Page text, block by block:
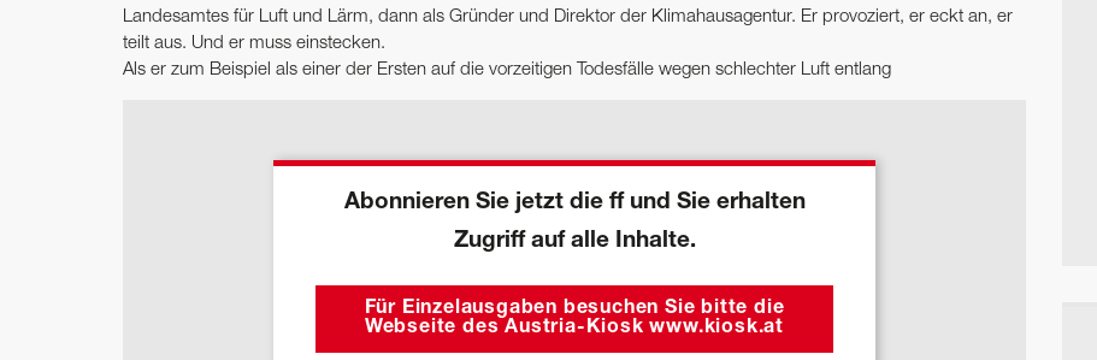
Landesamtes für Luft und Lärm, dann als Gründer und Direktor der Klimahausagentur. Er provoziert, er eckt an, er
teilt aus. Und er muss einstecken.
Als er zum Beispiel als einer der Ersten auf die vorzeitigen Todesfälle wegen schlechter Luft entlang
Abonnieren Sie jetzt die ff und Sie erhalten
Zugriff auf alle Inhalte.
Für Einzelausgaben besuchen Sie bitte die
Webseite des Austria-Kiosk www.kiosk.at